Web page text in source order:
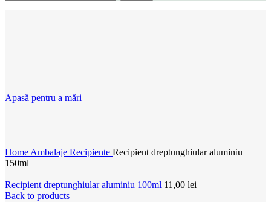
Apasă pentru a mări
Home Ambalaje Recipiente Recipient dreptunghiular aluminiu
150ml
Recipient dreptunghiular aluminiu 100ml 11,00 lei
Back to products